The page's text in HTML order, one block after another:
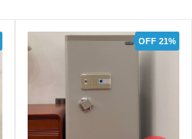
OFF 29%